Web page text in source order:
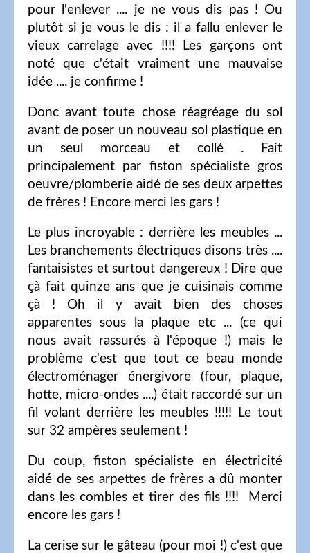
pour l'enlever .... je ne vous dis pas ! Ou
plutôt si je vous le dis : il a fallu enlever le
vieux carrelage avec !!!! Les garçons ont
noté que c'était vraiment une mauvaise
idée .... je confirme !
Donc avant toute chose réagréage du sol
avant de poser un nouveau sol plastique en
un seul morceau et collé . Fait
principalement par fiston spécialiste gros
oeuvre/plomberie aidé de ses deux arpettes
de frères ! Encore merci les gars !
Le plus incroyable : derrière les meubles ...
Les branchements électriques disons très ....
fantaisistes et surtout dangereux ! Dire que
çà fait quinze ans que je cuisinais comme
çà ! Oh il y avait bien des choses
apparentes sous la plaque etc ... (ce qui
nous avait rassurés à l'époque !) mais le
problème c'est que tout ce beau monde
électroménager énergivore (four, plaque,
hotte, micro-ondes ....) était raccordé sur un
fil volant derrière les meubles !!!!! Le tout
sur 32 ampères seulement !
Du coup, fiston spécialiste en électricité
aidé de ses arpettes de frères a dû monter
dans les combles et tirer des fils !!!! Merci
encore les gars !
La cerise sur le gâteau (pour moi !) c'est que